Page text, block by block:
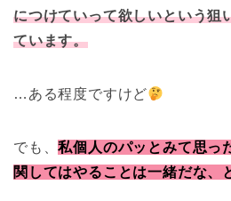
につけていって欲しいという狙
ています。
…ある程度ですけど
でも、私個人のパッとみて思っ
関してはやることは一緒だな、